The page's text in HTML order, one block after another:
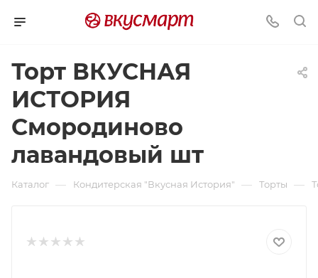
Торт ВКУСНАЯ
ИСТОРИЯ
Смородиново
лавандовый шт
Каталог — Кондитерская "Вкусная История" — Торты —